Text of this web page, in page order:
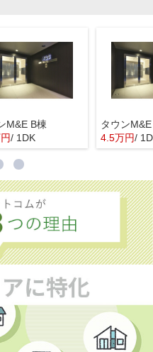
M&E B棟
/ 1DK
タウン
4.5万円/